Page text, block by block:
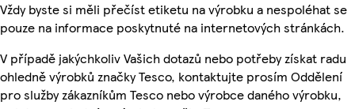
Vždy byste si měli přečíst etiketu na výrobku a nespoléhat se
pouze na informace poskytnuté na internetových stránkách.
V případě jakýchkoliv Vašich dotazů nebo potřeby získat radu
ohledně výrobků značky Tesco, kontaktujte prosím Oddělení
pro služby zákazníkům Tesco nebo výrobce daného výrobku,